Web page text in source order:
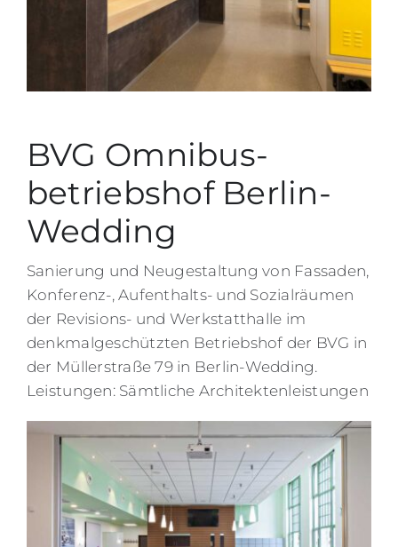
BVG Omnibus­
betriebshof Berlin-
Wedding
Sanierung und Neugestaltung von Fassaden,
Konferenz-, Aufenthalts- und Sozialräumen
der Revisions- und Werkstatthalle im
denkmalgeschützten Betriebshof der BVG in
der Müllerstraße 79 in Berlin-Wedding.
Leistungen: Sämtliche Architektenleistungen